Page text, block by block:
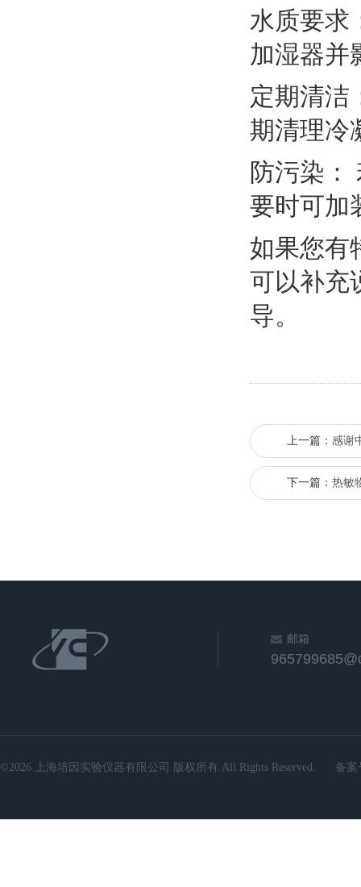
水质要求
加湿器并
定期清洁
期清理冷
防污染：
要时可加
如果您有
可以补充
导。
上一篇： 感谢
下一篇： 热敏
邮箱
©2026 上海培因实验仪器有限公司 版权所有 All Rights Reserved. 备案